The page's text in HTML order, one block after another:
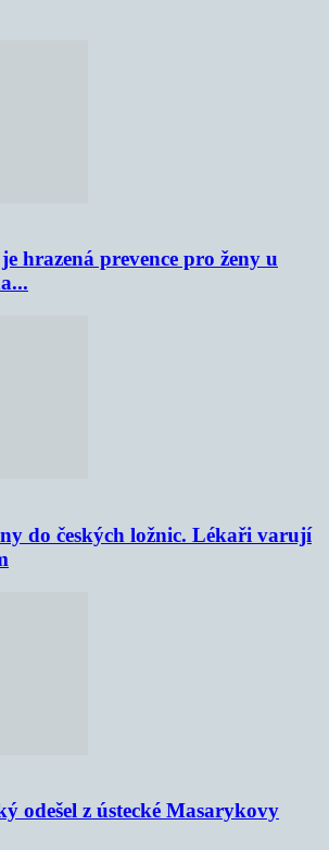
hrazená prevence pro ženy u
do českých ložnic. Lékaři varují
odešel z ústecké Masarykovy